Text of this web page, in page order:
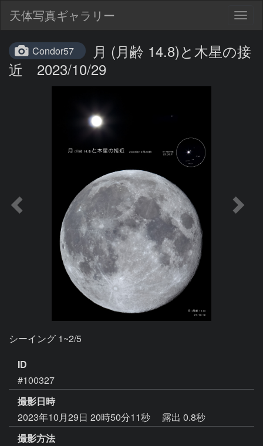
天体写真ギャラリー
Condor57
月 (月齢 14.8)と木星の接
近 2023/10/29
シーイング 1~2/5
ID
#100327
撮影日時
2023年10月29日 20時50分11秒
露出 0.8秒
撮影方法